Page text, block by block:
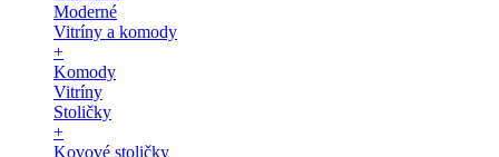
Moderné
Vitríny a komody
+
Komody
Vitríny
Stoličky
+
Kovové stoličky